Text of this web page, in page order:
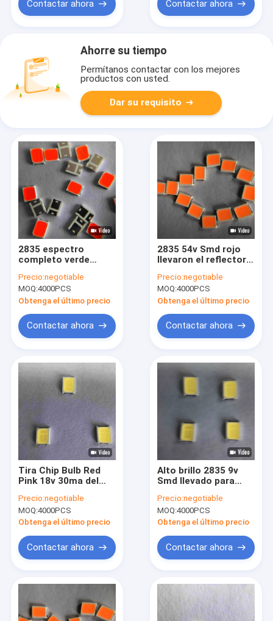
Productos
Contactar ahora Contactar ahora
Ahorre su tiempo
Permítanos contactar con los mejores
productos con usted.
Dar su requisito
2835 espectro
completo verde
microprocesador 2V
de la tira del LED
Precio:negotiable
MOQ:4000PCS
Obtenga el último precio
Contactar ahora
2835 54v Smd rojo
llevaron el reflector
Precio:negotiable
MOQ:4000PCS
Obtenga el último precio
Contactar ahora
Tira Chip Bulb Red
Pink 18v 30ma del
Precio:negotiable
MOQ:4000PCS
Obtenga el último precio
Contactar ahora
Alto brillo 2835 9v
Smd llevado para
Spectrum ligero
Precio:negotiable
MOQ:4000PCS
Obtenga el último precio
Contactar ahora